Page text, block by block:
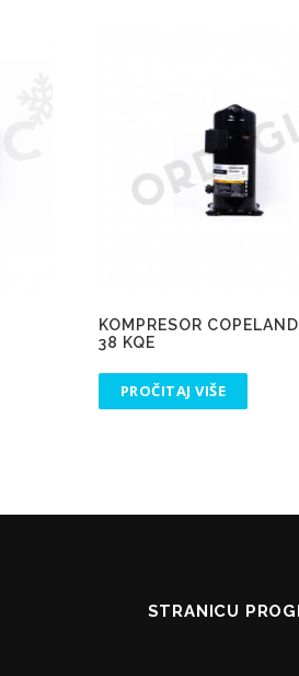
KOMPRESOR
38 KQE
PROČITAJ VIŠE
STRANICU